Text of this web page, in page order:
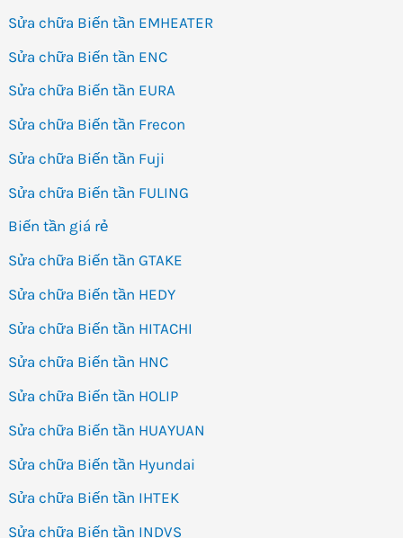
Sửa chữa Biến tần EMHEATER
Sửa chữa Biến tần ENC
Sửa chữa Biến tần EURA
Sửa chữa Biến tần Frecon
Sửa chữa Biến tần Fuji
Sửa chữa Biến tần FULING
Biến tần giá rẻ
Sửa chữa Biến tần GTAKE
Sửa chữa Biến tần HEDY
Sửa chữa Biến tần HITACHI
Sửa chữa Biến tần HNC
Sửa chữa Biến tần HOLIP
Sửa chữa Biến tần HUAYUAN
Sửa chữa Biến tần Hyundai
Sửa chữa Biến tần IHTEK
Sửa chữa Biến tần INDVS